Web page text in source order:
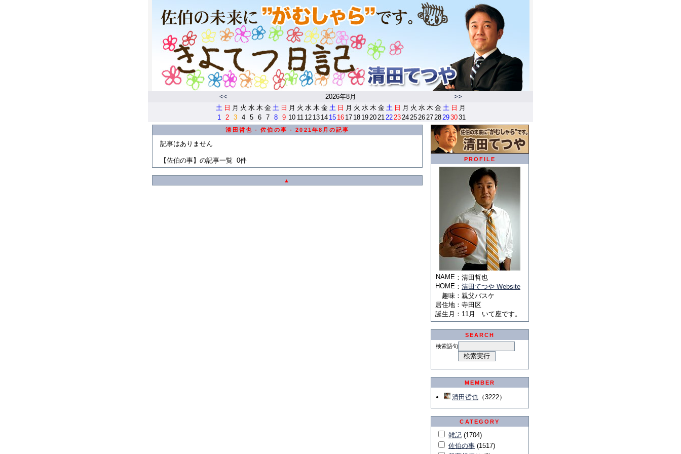
<< 2026年8月
>>
土 日 月 火 水 木 金 土 日 月 火 水 木 金 土 日 月 火 水 木 金 土 日 月 火 水 木 金 土 日 月
1
2 3 4 5 6 7 8 9 10 11 12 13 14 15 16 17 18 19202122232425262728293031
清田哲也 - 佐伯の事 - 2021年8月の記事
記事はありません
【佐伯の事】の記事一覧 0件
▲
PROFILE
NAME ： 清田哲也
HOME ： 清田てつや Website
趣味 ： 親父バスケ
居住地 ： 寺田区
誕生月 ： 11月 いて座です。
SEARCH
検索語句
MEMBER
清田哲也 （3222）
CATEGORY
雑記 (1704)
佐伯の事 (1517)